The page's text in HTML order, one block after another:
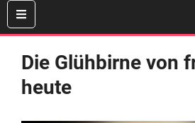
Die Glühbirne von
heute